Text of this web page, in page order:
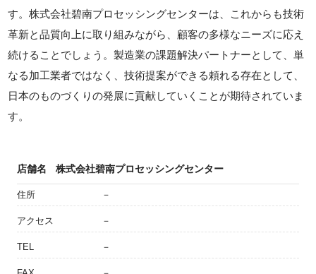
す。株式会社碧南プロセッシングセンターは、これからも技術
革新と品質向上に取り組みながら、顧客の多様なニーズに応え
続けることでしょう。製造業の課題解決パートナーとして、単
なる加工業者ではなく、技術提案ができる頼れる存在として、
日本のものづくりの発展に貢献していくことが期待されていま
す。
店舗名 株式会社碧南プロセッシングセンター
住所 －
アクセス －
TEL －